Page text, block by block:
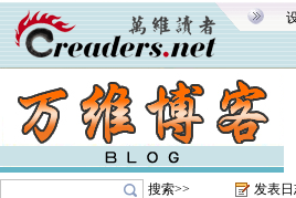
搜索>> 发表